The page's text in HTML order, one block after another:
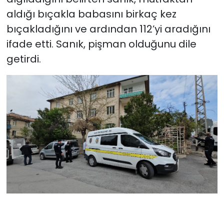
aldığı bıçakla babasını birkaç kez
bıçakladığını ve ardından 112’yi aradığını
ifade etti. Sanık, pişman olduğunu dile
getirdi.